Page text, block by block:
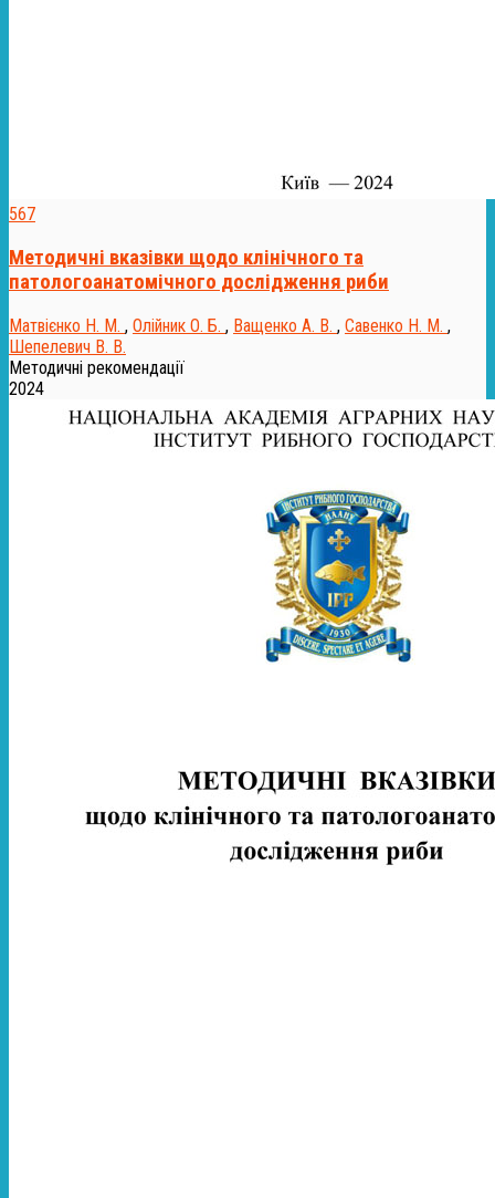
567
Методичні вказівки щодо клінічного та
патологоанатомічного дослідження риби
Матвієнко Н. М. , Олійник О. Б. , Ващенко А. В. , Савенко Н. М. ,
Шепелевич В. В.
Методичні рекомендації
2024